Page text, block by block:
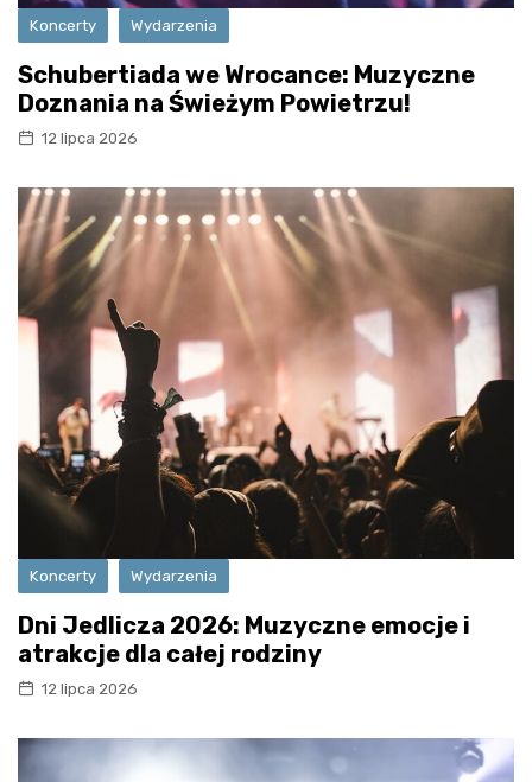
Koncerty Wydarzenia
Schubertiada we Wrocance: Muzyczne
Doznania na Świeżym Powietrzu!
12 lipca 2026
Koncerty Wydarzenia
Dni Jedlicza 2026: Muzyczne emocje i
atrakcje dla całej rodziny
12 lipca 2026